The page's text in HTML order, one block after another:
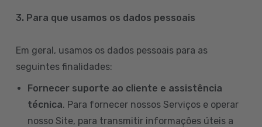
3. Para que usamos os dados pessoais
Em geral, usamos os dados pessoais para as
seguintes finalidades:
Fornecer suporte ao cliente e assistência
técnica. Para fornecer nossos Serviços e operar
nosso Site, para transmitir informações úteis a